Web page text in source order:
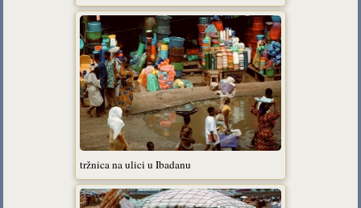
tržnica na ulici u Ibadanu